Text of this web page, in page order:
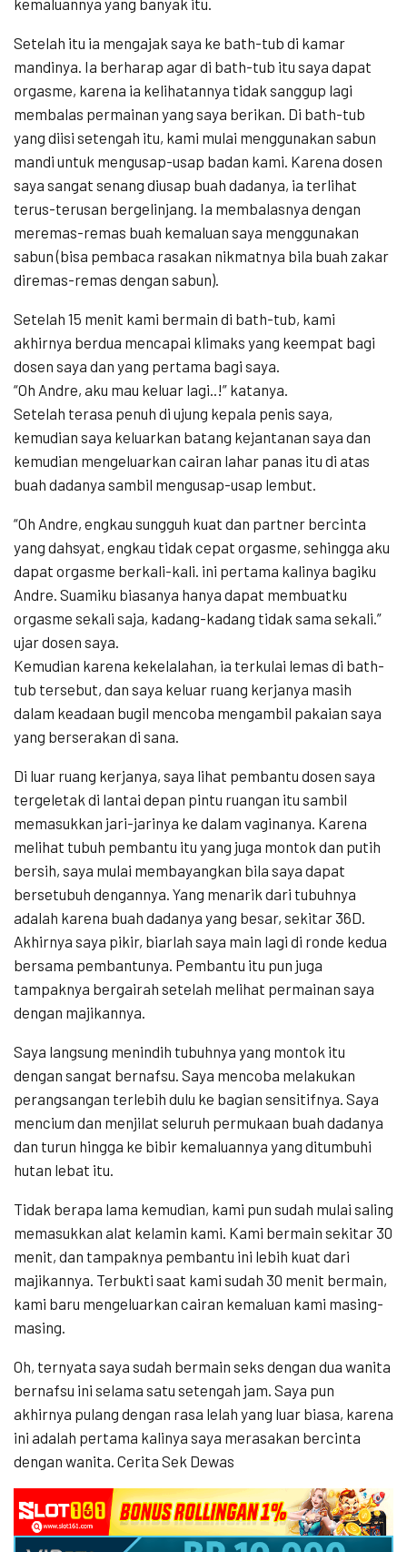
kemaluannya yang banyak itu.
Setelah itu ia mengajak saya ke bath-tub di kamar
mandinya. Ia berharap agar di bath-tub itu saya dapat
orgasme, karena ia kelihatannya tidak sanggup lagi
membalas permainan yang saya berikan. Di bath-tub
yang diisi setengah itu, kami mulai menggunakan sabun
mandi untuk mengusap-usap badan kami. Karena dosen
saya sangat senang diusap buah dadanya, ia terlihat
terus-terusan bergelinjang. Ia membalasnya dengan
meremas-remas buah kemaluan saya menggunakan
sabun (bisa pembaca rasakan nikmatnya bila buah zakar
diremas-remas dengan sabun).
Setelah 15 menit kami bermain di bath-tub, kami
akhirnya berdua mencapai klimaks yang keempat bagi
dosen saya dan yang pertama bagi saya.
“Oh Andre, aku mau keluar lagi..!” katanya.
Setelah terasa penuh di ujung kepala penis saya,
kemudian saya keluarkan batang kejantanan saya dan
kemudian mengeluarkan cairan lahar panas itu di atas
buah dadanya sambil mengusap-usap lembut.
“Oh Andre, engkau sungguh kuat dan partner bercinta
yang dahsyat, engkau tidak cepat orgasme, sehingga aku
dapat orgasme berkali-kali. ini pertama kalinya bagiku
Andre. Suamiku biasanya hanya dapat membuatku
orgasme sekali saja, kadang-kadang tidak sama sekali.”
ujar dosen saya.
Kemudian karena kekelalahan, ia terkulai lemas di bath-
tub tersebut, dan saya keluar ruang kerjanya masih
dalam keadaan bugil mencoba mengambil pakaian saya
yang berserakan di sana.
Di luar ruang kerjanya, saya lihat pembantu dosen saya
tergeletak di lantai depan pintu ruangan itu sambil
memasukkan jari-jarinya ke dalam vaginanya. Karena
melihat tubuh pembantu itu yang juga montok dan putih
bersih, saya mulai membayangkan bila saya dapat
bersetubuh dengannya. Yang menarik dari tubuhnya
adalah karena buah dadanya yang besar, sekitar 36D.
Akhirnya saya pikir, biarlah saya main lagi di ronde kedua
bersama pembantunya. Pembantu itu pun juga
tampaknya bergairah setelah melihat permainan saya
dengan majikannya.
Saya langsung menindih tubuhnya yang montok itu
dengan sangat bernafsu. Saya mencoba melakukan
perangsangan terlebih dulu ke bagian sensitifnya. Saya
mencium dan menjilat seluruh permukaan buah dadanya
dan turun hingga ke bibir kemaluannya yang ditumbuhi
hutan lebat itu.
Tidak berapa lama kemudian, kami pun sudah mulai saling
memasukkan alat kelamin kami. Kami bermain sekitar 30
menit, dan tampaknya pembantu ini lebih kuat dari
majikannya. Terbukti saat kami sudah 30 menit bermain,
kami baru mengeluarkan cairan kemaluan kami masing-
masing.
Oh, ternyata saya sudah bermain seks dengan dua wanita
bernafsu ini selama satu setengah jam. Saya pun
akhirnya pulang dengan rasa lelah yang luar biasa, karena
ini adalah pertama kalinya saya merasakan bercinta
dengan wanita. Cerita Sek Dewas